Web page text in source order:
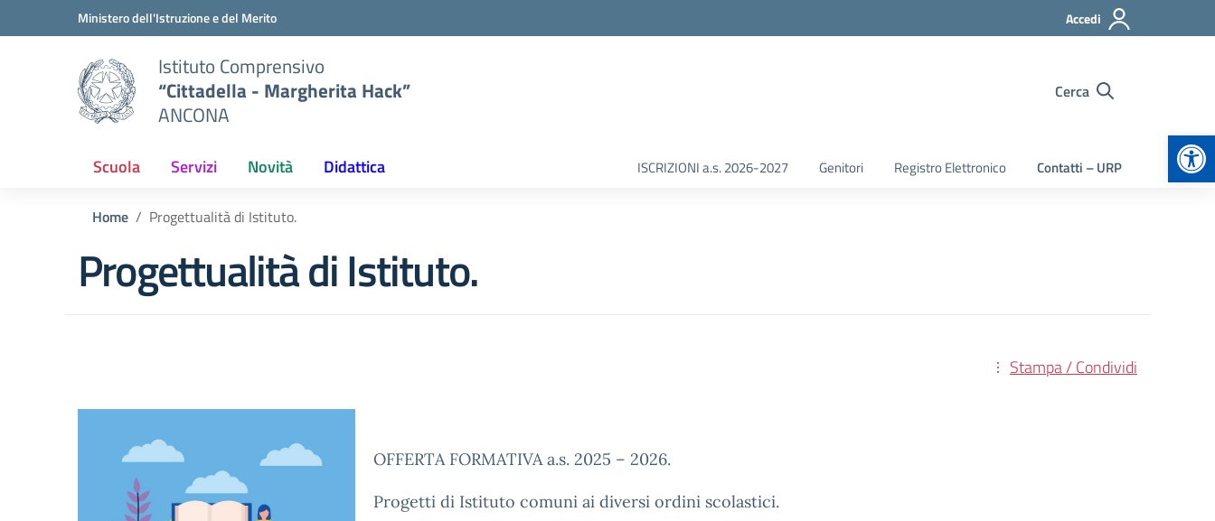
Vai ai contenuti
Vai al menu di navigazioneMinistero dell'Istruzione e del Merito Accedi
Istituto Comprensivo
“Cittadella - Margherita Hack”
ANCONA
Cerca
Scuola Servizi Novità Didattica ISCRIZIONI a.s. 2026-2027 Genitori Registro Elettronico Contatti – URP
Home Progettualità di Istituto.
Progettualità di Istituto.
Stampa / Condividi
OFFERTA FORMATIVA a.s. 2025 – 2026.
Progetti di Istituto comuni ai diversi ordini scolastici.